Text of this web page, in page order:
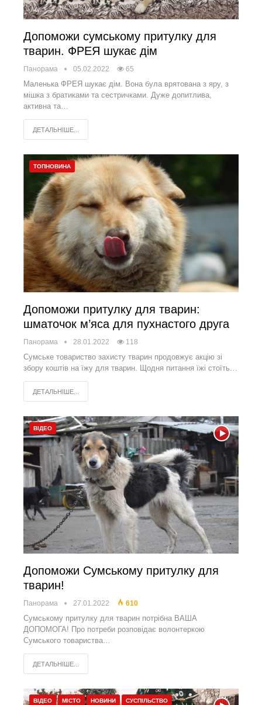
Допоможи сумському притулку для
тварин. ФРЕЯ шукає дім
Панорама 05.02.2022 65
Маленька ФРЕЯ шукає дім. Вона була врятована з яру, з
мішка з братиками та сестричками. Дуже допитлива,
активна та…
ДЕТАЛЬНІШЕ...
ТОПНОВИНА
Допоможи притулку для тварин:
шматочок м’яса для пухнастого друга
Панорама 28.01.2022 118
Сумське товариство захисту тварин продовжує акцію зі
збору коштів на їжу для тварин. Щодня питання їжі стоїть…
ДЕТАЛЬНІШЕ...
ВІДЕО
Допоможи Сумському притулку для
тварин!
Панорама 27.01.2022 610
Сумському притулку для тварин потрібна ВАША
ДОПОМОГА! Про потреби розповідає волонтеркою
Сумського товариства…
ДЕТАЛЬНІШЕ...
ВІДЕО МІСТО НОВИНИ СУСПІЛЬСТВО